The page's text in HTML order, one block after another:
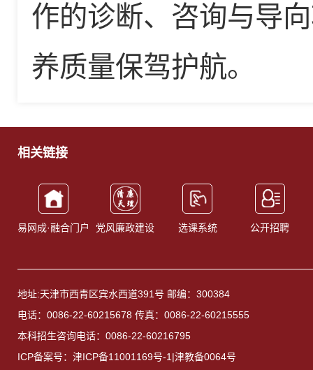
作的诊断、咨询与导
养质量保驾护航。
相关链接
易网成·融合门户 党风廉政建设 选课系统 公开招聘
地址:天津市西青区宾水西道391号 邮编：300384
电话：0086-22-60215678 传真：0086-22-60215555
本科招生咨询电话：0086-22-60216795
ICP备案号：津ICP备11001169号-1|津教备0064号